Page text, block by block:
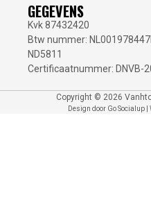
GEGEVENS
Kvk 87432420
Btw nummer:
ND5811
Certificaatnummer: DNVB-
Copyright © 2026
Design door Go Socialup